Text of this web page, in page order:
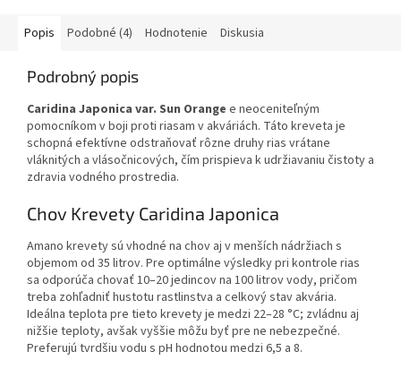
Popis Podobné (4) Hodnotenie Diskusia
Podrobný popis
Caridina Japonica var. Sun Orange e neoceniteľným
pomocníkom v boji proti riasam v akváriách. Táto kreveta je
schopná efektívne odstraňovať rôzne druhy rias vrátane
vláknitých a vlásočnicových, čím prispieva k udržiavaniu čistoty a
zdravia vodného prostredia.
Chov Krevety Caridina Japonica
Amano krevety sú vhodné na chov aj v menších nádržiach s
objemom od 35 litrov. Pre optimálne výsledky pri kontrole rias
sa odporúča chovať 10–20 jedincov na 100 litrov vody, pričom
treba zohľadniť hustotu rastlinstva a celkový stav akvária.
Ideálna teplota pre tieto krevety je medzi 22–28 °C; zvládnu aj
nižšie teploty, avšak vyššie môžu byť pre ne nebezpečné.
Preferujú tvrdšiu vodu s pH hodnotou medzi 6,5 a 8.